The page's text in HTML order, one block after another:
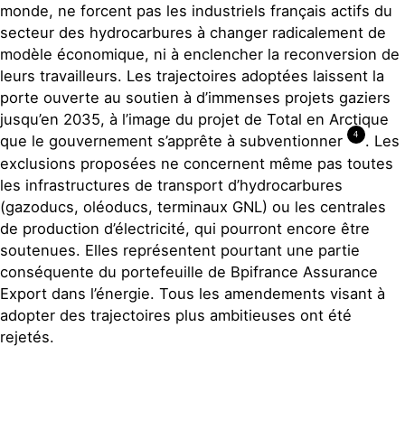
monde, ne forcent pas les industriels français actifs du
secteur des hydrocarbures à changer radicalement de
modèle économique, ni à enclencher la reconversion de
leurs travailleurs. Les trajectoires adoptées laissent la
porte ouverte au soutien à d’immenses projets gaziers
jusqu’en 2035, à l’image du projet de Total en Arctique
que le gouvernement s’apprête à subventionner
4
. Les
exclusions proposées ne concernent même pas toutes
les infrastructures de transport d’hydrocarbures
(gazoducs, oléoducs, terminaux GNL) ou les centrales
de production d’électricité, qui pourront encore être
soutenues. Elles représentent pourtant une partie
conséquente du portefeuille de Bpifrance Assurance
Export dans l’énergie. Tous les amendements visant à
adopter des trajectoires plus ambitieuses ont été
rejetés.